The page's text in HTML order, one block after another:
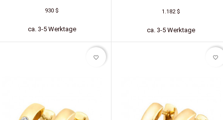
930 $
ca. 3-5 Werktage
1.182 $
ca. 3-5 Werktage
favorite_border favorite_border